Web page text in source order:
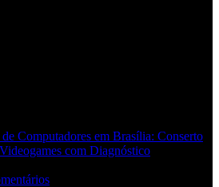
Computadores em Brasília: Conserto
com Diagnóstico